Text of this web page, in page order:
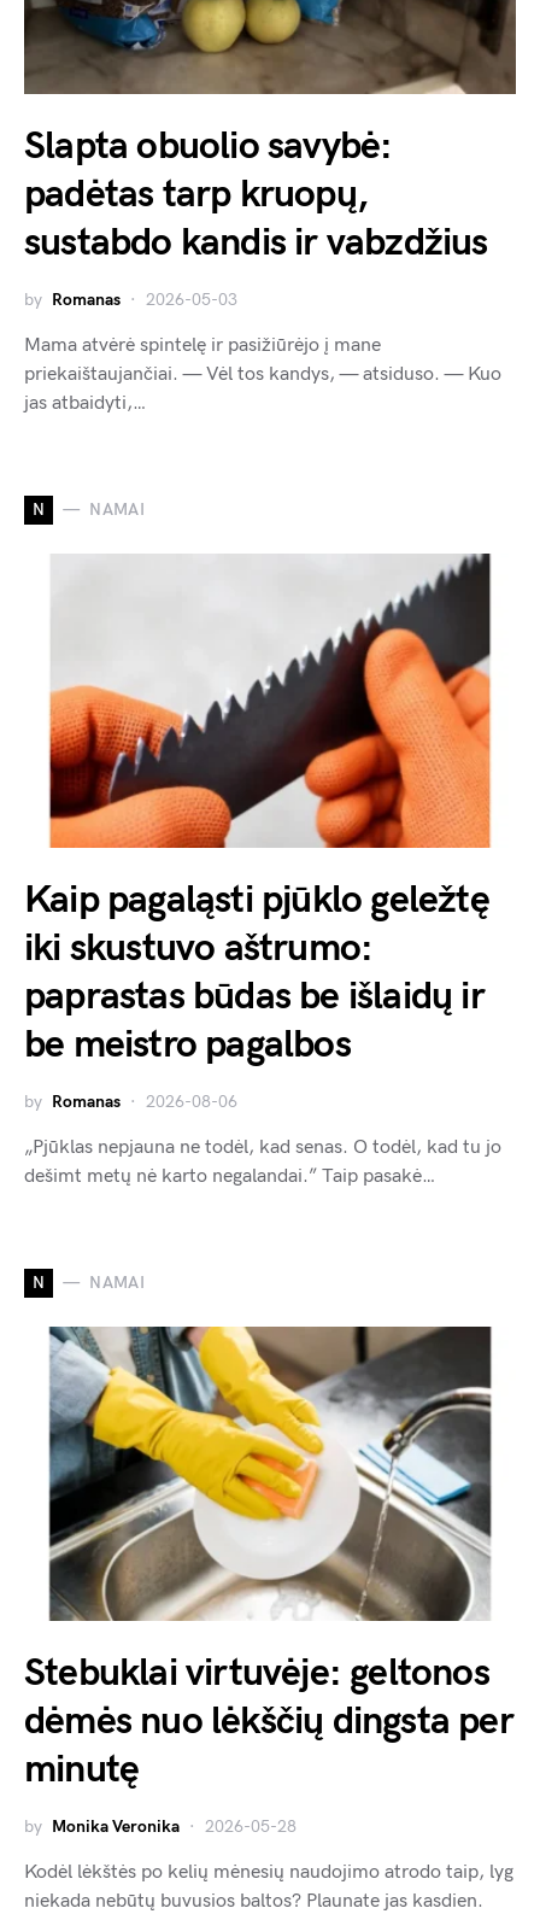
Slapta obuolio savybė:
padėtas tarp kruopų,
sustabdo kandis ir vabzdžius
by Romanas 2026-05-03
Mama atvėrė spintelę ir pasižiūrėjo į mane
priekaištaujančiai. — Vėl tos kandys, — atsiduso. — Kuo
jas atbaidyti,…
N NAMAI
Kaip pagaląsti pjūklo geležtę
iki skustuvo aštrumo:
paprastas būdas be išlaidų ir
be meistro pagalbos
by Romanas 2026-08-06
„Pjūklas nepjauna ne todėl, kad senas. O todėl, kad tu jo
dešimt metų nė karto negalandai.” Taip pasakė…
N NAMAI
Stebuklai virtuvėje: geltonos
dėmės nuo lėkščių dingsta per
minutę
by Monika Veronika 2026-05-28
Kodėl lėkštės po kelių mėnesių naudojimo atrodo taip, lyg
niekada nebūtų buvusios baltos? Plaunate jas kasdien.